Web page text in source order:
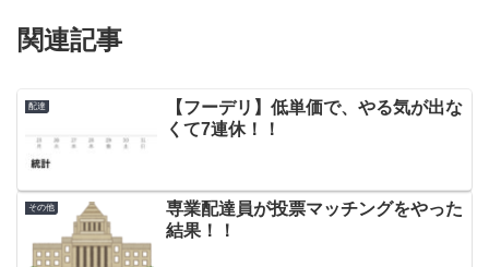
関連記事
配達
【フーデリ】低単価で、やる気が出な
くて7連休！！
その他
専業配達員が投票マッチングをやった
結果！！